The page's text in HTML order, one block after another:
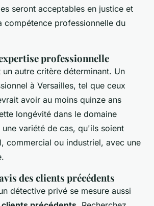
seront acceptables en justice et
compétence professionnelle du
professionnelle
un autre critère déterminant. Un
à Versailles, tel que ceux
avoir au moins quinze ans
longévité dans le domaine
variété de cas, qu'ils soient
commercial ou industriel, avec une
des clients précédents
détective privé se mesure aussi